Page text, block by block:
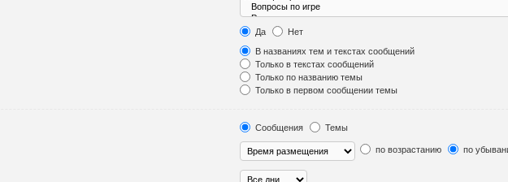
Да
Нет
В названиях тем и текстах сообщений
Только в текстах сообщений
Только по названию темы
Только в первом сообщении темы
Сообщения
Темы
по возрастанию по